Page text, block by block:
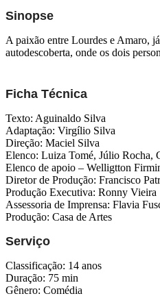
Sinopse
A paixão entre Lourdes e Amaro,
autodescoberta, onde os dois
Ficha Técnica
Texto: Aguinaldo Silva
Adaptação: Virgílio Silva
Direção: Maciel Silva
Elenco: Luiza Tomé, Júlio Rocha,
Elenco de apoio – Welligtton
Diretor de Produção: Francisco
Produção Executiva: Ronny Vieira
Assessoria de Imprensa: Flavia
Produção: Casa de Artes
Serviço
Classificação: 14 anos
Duração: 75 min
Gênero: Comédia